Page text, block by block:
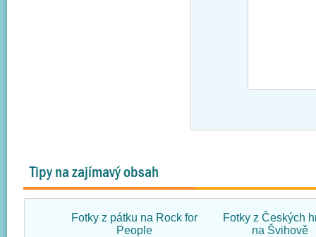
Tipy na zajímavý obsah
Fotky z pátku na Rock for
People
Fotky z Českých
na Švihově